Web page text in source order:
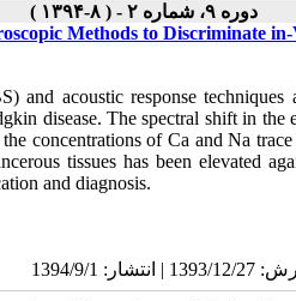
دوره ۹، شماره ۲ - ( ۸-۱۳۹۴ )
Methods to Discriminate
and acoustic response
disease. The spectral shift in the
concentrations of Ca and Na
tissues has been elevated
and diagnosis.